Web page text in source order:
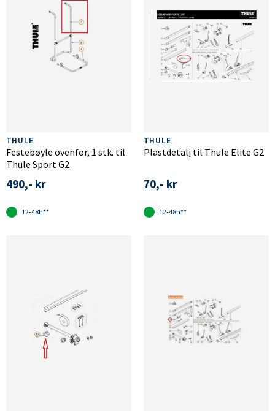
THULE
Festebøyle ovenfor, 1 stk. til
Thule Sport G2
490,- kr
12-48h**
THULE
Plastdetalj til Thule Elite G2
70,- kr
12-48h**